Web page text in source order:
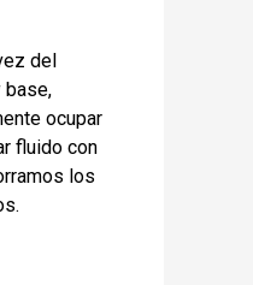
del
base,
ocupar
fluido con
los